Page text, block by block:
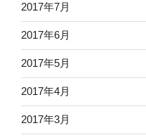
2017年7月
2017年6月
2017年5月
2017年4月
2017年3月